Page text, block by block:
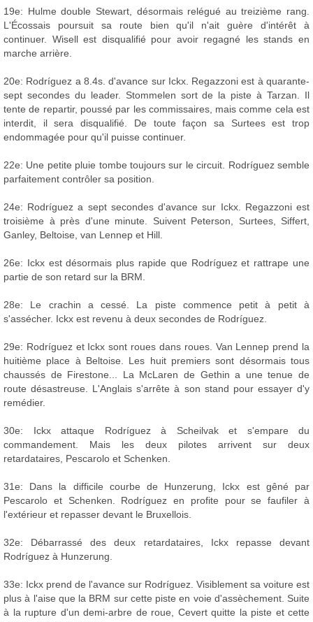
19e: Hulme double Stewart, désormais relégué au treizième rang.
L'Écossais poursuit sa route bien qu'il n'ait guère d'intérêt à
continuer. Wisell est disqualifié pour avoir regagné les stands en
marche arrière.
20e: Rodríguez a 8.4s. d'avance sur Ickx. Regazzoni est à quarante-
sept secondes du leader. Stommelen sort de la piste à Tarzan. Il
tente de repartir, poussé par les commissaires, mais comme cela est
interdit, il sera disqualifié. De toute façon sa Surtees est trop
endommagée pour qu'il puisse continuer.
22e: Une petite pluie tombe toujours sur le circuit. Rodríguez semble
parfaitement contrôler sa position.
24e: Rodríguez a sept secondes d'avance sur Ickx. Regazzoni est
troisième à près d'une minute. Suivent Peterson, Surtees, Siffert,
Ganley, Beltoise, van Lennep et Hill.
26e: Ickx est désormais plus rapide que Rodríguez et rattrape une
partie de son retard sur la BRM.
28e: Le crachin a cessé. La piste commence petit à petit à
s'assécher. Ickx est revenu à deux secondes de Rodríguez.
29e: Rodríguez et Ickx sont roues dans roues. Van Lennep prend la
huitième place à Beltoise. Les huit premiers sont désormais tous
chaussés de Firestone... La McLaren de Gethin a une tenue de
route désastreuse. L'Anglais s'arrête à son stand pour essayer d'y
remédier.
30e: Ickx attaque Rodríguez à Scheilvak et s'empare du
commandement. Mais les deux pilotes arrivent sur deux
retardataires, Pescarolo et Schenken.
31e: Dans la difficile courbe de Hunzerung, Ickx est gêné par
Pescarolo et Schenken. Rodríguez en profite pour se faufiler à
l'extérieur et repasser devant le Bruxellois.
32e: Débarrassé des deux retardataires, Ickx repasse devant
Rodríguez à Hunzerung.
33e: Ickx prend de l'avance sur Rodríguez. Visiblement sa voiture est
plus à l'aise que la BRM sur cette piste en voie d'assèchement. Suite
à la rupture d'un demi-arbre de roue, Cevert quitte la piste et cette